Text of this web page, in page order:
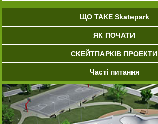
ЩО ТАКЕ Skatepark
ЯК ПОЧАТИ
СКЕЙТПАРКІВ ПРОЕКТИ
Часті питання